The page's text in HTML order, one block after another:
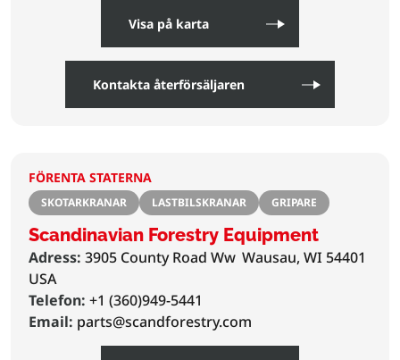
Visa på karta
Kontakta återförsäljaren
FÖRENTA STATERNA
SKOTARKRANAR LASTBILSKRANAR GRIPARE
Scandinavian Forestry Equipment
Adress: 3905 County Road Ww Wausau, WI 54401
USA
Telefon: +1 (360)949-5441
Email: parts@scandforestry.com